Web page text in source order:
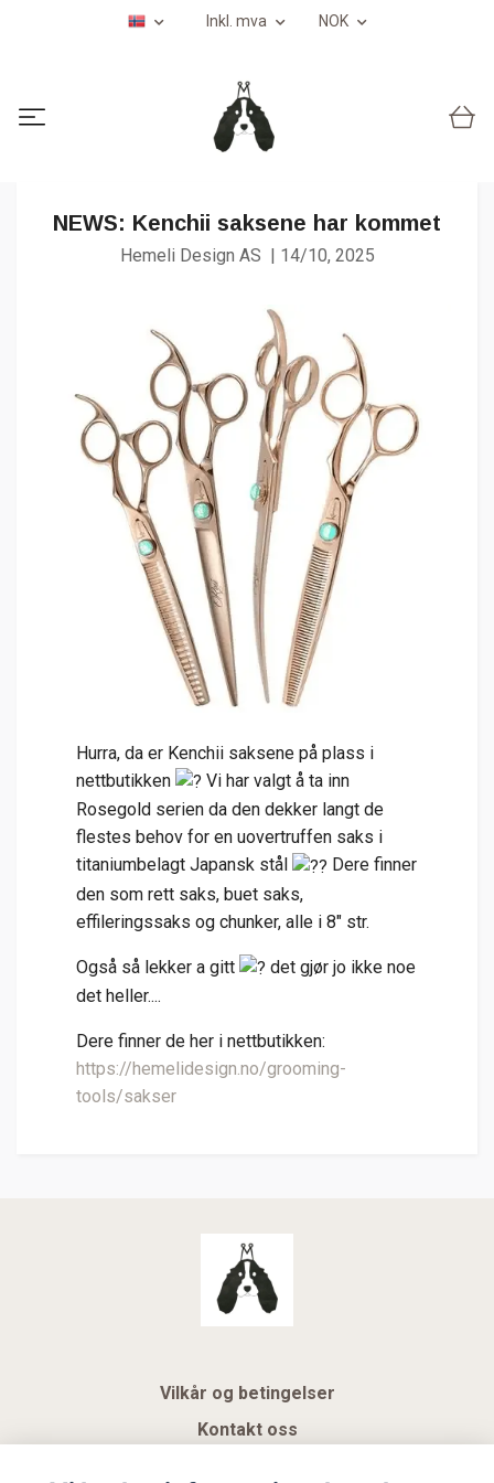
Inkl. mva NOK
NEWS: Kenchii saksene har kommet
Hemeli Design AS 14/10, 2025
Hurra, da er Kenchii saksene på plass i
nettbutikken
Vi har valgt å ta inn
Rosegold serien da den dekker langt de
flestes behov for en uovertruffen saks i
titaniumbelagt Japansk stål
Dere finner
den som rett saks, buet saks,
effileringssaks og chunker, alle i 8" str.
Også så lekker a gitt
det gjør jo ikke noe
det heller....
Dere finner de her i nettbutikken:
https://hemelidesign.no/grooming-
tools/sakser
Vilkår og betingelser
Kontakt oss